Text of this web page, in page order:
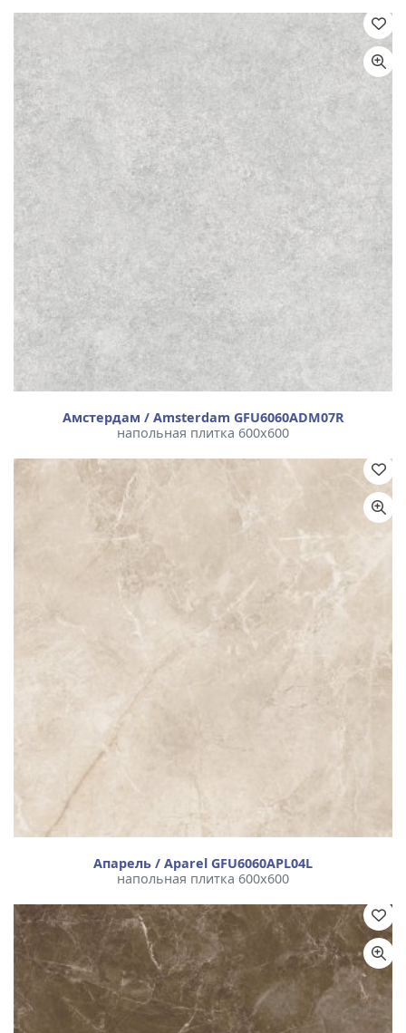
Амстердам / Amsterdam GFU6060ADM07R
напольная плитка 600x600
Апарель / Aparel GFU6060APL04L
напольная плитка 600x600